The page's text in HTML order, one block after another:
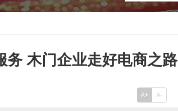
务 木门企业走好电商之路
A+ A-